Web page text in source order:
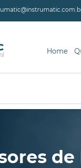
Home
de